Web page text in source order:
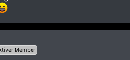
Member